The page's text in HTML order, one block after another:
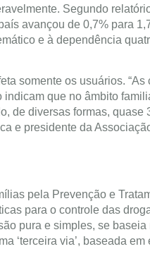
Segundo
avançou de 0,7% para
e à dependência
somente os usuários.
que no âmbito
de diversas formas,
e presidente da
pela Prevenção e
para o controle das
pura e simples, se
‘terceira via’, baseada